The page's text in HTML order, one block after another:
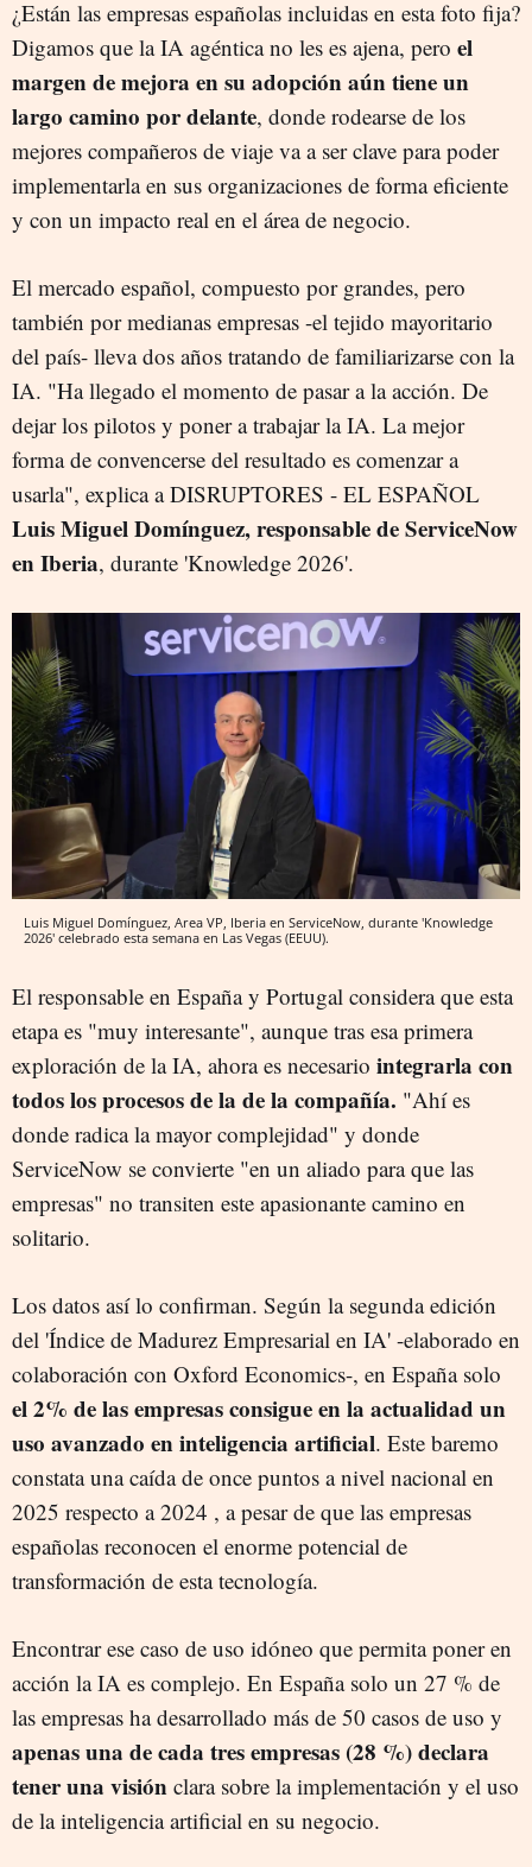
¿Están las empresas españolas incluidas en esta foto fija?
Digamos que la IA agéntica no les es ajena, pero el
margen de mejora en su adopción aún tiene un
largo camino por delante, donde rodearse de los
mejores compañeros de viaje va a ser clave para poder
implementarla en sus organizaciones de forma eficiente
y con un impacto real en el área de negocio.
El mercado español, compuesto por grandes, pero
también por medianas empresas -el tejido mayoritario
del país- lleva dos años tratando de familiarizarse con la
IA. "Ha llegado el momento de pasar a la acción. De
dejar los pilotos y poner a trabajar la IA. La mejor
forma de convencerse del resultado es comenzar a
usarla", explica a DISRUPTORES - EL ESPAÑOL
Luis Miguel Domínguez, responsable de ServiceNow
en Iberia, durante 'Knowledge 2026'.
Luis Miguel Domínguez, Area VP, Iberia en ServiceNow, durante 'Knowledge
2026' celebrado esta semana en Las Vegas (EEUU).
El responsable en España y Portugal considera que esta
etapa es "muy interesante", aunque tras esa primera
exploración de la IA, ahora es necesario integrarla con
todos los procesos de la de la compañía. "Ahí es
donde radica la mayor complejidad" y donde
ServiceNow se convierte "en un aliado para que las
empresas" no transiten este apasionante camino en
solitario.
Los datos así lo confirman. Según la segunda edición
del 'Índice de Madurez Empresarial en IA' -elaborado en
colaboración con Oxford Economics-, en España solo
el 2% de las empresas consigue en la actualidad un
uso avanzado en inteligencia artificial. Este baremo
constata una caída de once puntos a nivel nacional en
2025 respecto a 2024 , a pesar de que las empresas
españolas reconocen el enorme potencial de
transformación de esta tecnología.
Encontrar ese caso de uso idóneo que permita poner en
acción la IA es complejo. En España solo un 27 % de
las empresas ha desarrollado más de 50 casos de uso y
apenas una de cada tres empresas (28 %) declara
tener una visión clara sobre la implementación y el uso
de la inteligencia artificial en su negocio.